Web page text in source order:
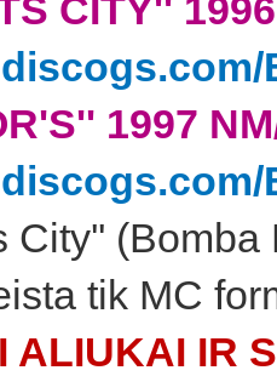
CITY''
1997
City''
tik MC
ALIUKAI IR